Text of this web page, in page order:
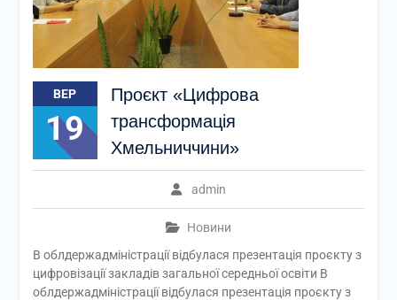
ВЕР
19
Проєкт «Цифрова
трансформація
Хмельниччини»
admin
Новини
В облдержадміністрації відбулася презентація проєкту з
цифровізації закладів загальної середньої освіти В
облдержадміністрації відбулася презентація проєкту з